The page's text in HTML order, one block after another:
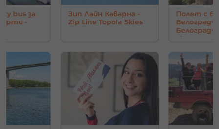
Зип Лайн Каварна -
Zip Line Topola Skies
Полет с балон над
Белоградчик и
Белоградчишките